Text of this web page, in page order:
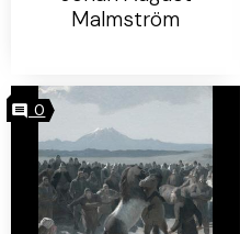
Malmström
0